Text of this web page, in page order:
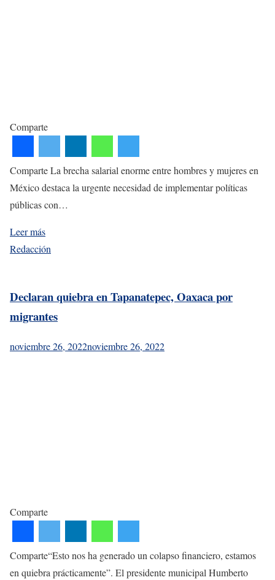
Comparte
Comparte La brecha salarial enorme entre hombres y mujeres en
México destaca la urgente necesidad de implementar políticas
públicas con…
Leer más
Redacción
Declaran quiebra en Tapanatepec, Oaxaca por
migrantes
noviembre 26, 2022noviembre 26, 2022
Comparte
Comparte“Esto nos ha generado un colapso financiero, estamos
en quiebra prácticamente”. El presidente municipal Humberto